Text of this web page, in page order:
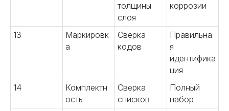
толщины
слоя
коррозии
13
Маркировк
а
Сверка
кодов
Правильна
я
идентифика
ция
14
Комплектн
ость
Сверка
списков
Полный
набор